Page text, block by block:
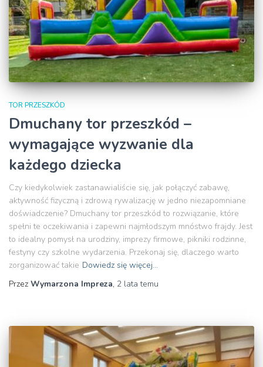
TOR PRZESZKÓD
Dmuchany tor przeszkód –
wymagające wyzwanie dla
każdego dziecka
Czy kiedykolwiek zastanawialiście się, jak połączyć zabawę,
aktywność fizyczną i zdrową rywalizację w jedno niezapomniane
doświadczenie? Dmuchany tor przeszkód to rozwiązanie, które
spełni te oczekiwania i zapewni najmłodszym mnóstwo frajdy. Jest
to idealny pomysł na urodziny, imprezy firmowe, pikniki rodzinne,
festyny czy szkolne wydarzenia. Przekonaj się, dlaczego warto
zorganizować takie Dowiedz się więcej…
Przez Wymarzona Impreza, 2 lata temu